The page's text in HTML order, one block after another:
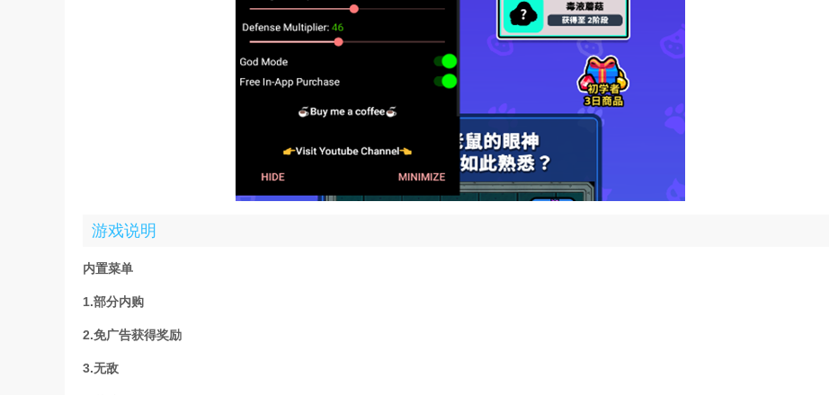
游戏说明
内置菜单
1.部分内购
2.免广告获得奖励
3.无敌